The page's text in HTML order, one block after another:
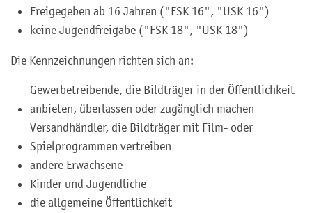
Freigegeben ab 16 Jahren ("FSK 16", "USK 16")
keine Jugendfreigabe ("FSK 18", "USK 18")
Die Kennzeichnungen richten sich an:
Gewerbetreibende, die Bildträger in der Öffentlichkeit
anbieten, überlassen oder zugänglich machen
Versandhändler, die Bildträger mit Film- oder
Spielprogrammen vertreiben
andere Erwachsene
Kinder und Jugendliche
die allgemeine Öffentlichkeit